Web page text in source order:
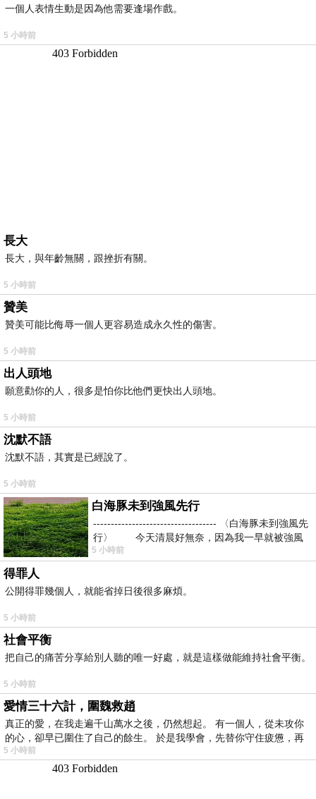
一個人表情生動是因為他需要逢場作戲。
5 小時前
長大
長大，與年齡無關，跟挫折有關。
5 小時前
贊美
贊美可能比侮辱一個人更容易造成永久性的傷害。
5 小時前
出人頭地
願意勸你的人，很多是怕你比他們更快出人頭地。
5 小時前
沈默不語
沈默不語，其實是已經說了。
5 小時前
白海豚未到強風先行
----------------------------------- 〈白海豚未到強風先
行〉 今天清晨好無奈，因為我一早就被強風
5 小時前
得罪人
公開得罪幾個人，就能省掉日後很多麻煩。
5 小時前
社會平衡
把自己的痛苦分享給別人聽的唯一好處，就是這樣做能維持社會平衡。
5 小時前
愛情三十六計，圍魏救趙
真正的愛，在我走遍千山萬水之後，仍然想起。 有一個人，從未攻你
的心，卻早已圍住了自己的餘生。 於是我學會，先替你守住疲憊，再
5 小時前